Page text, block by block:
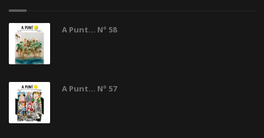
A Punt... Nº 58
A Punt... Nº 57